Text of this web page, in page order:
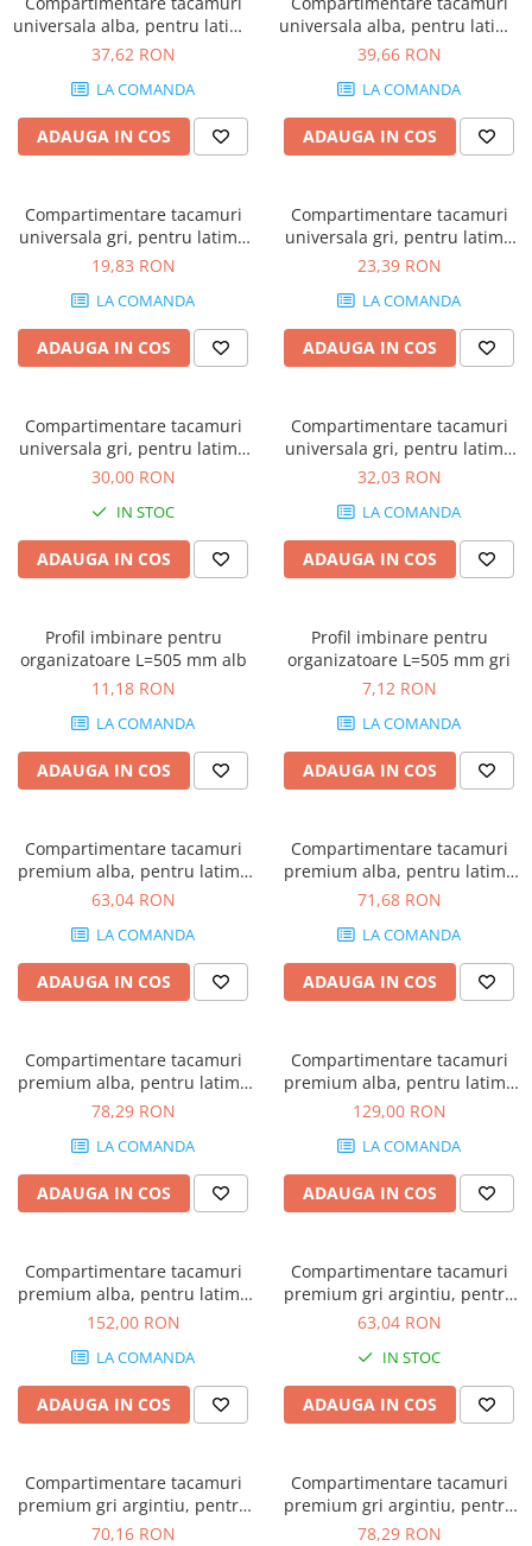
Sisteme si accesorii pentru
Sisteme pentru usi pliante
Accesorii dressing
Bari pentru haine
Accesorii pentru compartimentare
sertare
Orga-Line - Blum
Ambia-Line - Blum
Lamele si cepi de lemn
Picioare si rotile mobilier
Picioare mobilier
Rotile mobilier
Scurgatoare pentru vase
Cosuri Jolly si coloane
Legrabox - Blum
universala alba, pentru latime
front sertar de 500-550 mm
37,62 RON
LA COMANDA
ADAUGA IN COS
universala alba, pentru latime
front sertar de 600 mm
39,66 RON
LA COMANDA
ADAUGA IN COS
Compartimentare tacamuri
universala gri, pentru latime
front sertar de 300 mm
19,83 RON
LA COMANDA
ADAUGA IN COS
Compartimentare tacamuri
universala gri, pentru latime
front sertar de 400-450 mm
23,39 RON
LA COMANDA
ADAUGA IN COS
Compartimentare tacamuri
universala gri, pentru latime
front sertar de 500-550 mm
30,00 RON
IN STOC
ADAUGA IN COS
Compartimentare tacamuri
universala gri, pentru latime
front sertar de 600 mm
32,03 RON
LA COMANDA
ADAUGA IN COS
Profil imbinare pentru
organizatoare L=505 mm alb
11,18 RON
LA COMANDA
ADAUGA IN COS
Profil imbinare pentru
organizatoare L=505 mm gri
7,12 RON
LA COMANDA
ADAUGA IN COS
Compartimentare tacamuri
premium alba, pentru latime
front sertar de 450 mm
63,04 RON
LA COMANDA
ADAUGA IN COS
Compartimentare tacamuri
premium alba, pentru latime
front sertar de 500 mm
71,68 RON
LA COMANDA
ADAUGA IN COS
Compartimentare tacamuri
premium alba, pentru latime
front sertar de 600 mm
78,29 RON
LA COMANDA
ADAUGA IN COS
Compartimentare tacamuri
premium alba, pentru latime
front sertar de 800 mm
129,00 RON
LA COMANDA
ADAUGA IN COS
Compartimentare tacamuri
premium alba, pentru latime
front sertar de 900 mm
152,00 RON
LA COMANDA
ADAUGA IN COS
Compartimentare tacamuri
premium gri argintiu, pentru
latime front sertar de 450 mm
63,04 RON
IN STOC
ADAUGA IN COS
Compartimentare tacamuri
premium gri argintiu, pentru
latime front sertar de 500 mm
70,16 RON
Compartimentare tacamuri
premium gri argintiu, pentru
latime front sertar de 600 mm
78,29 RON